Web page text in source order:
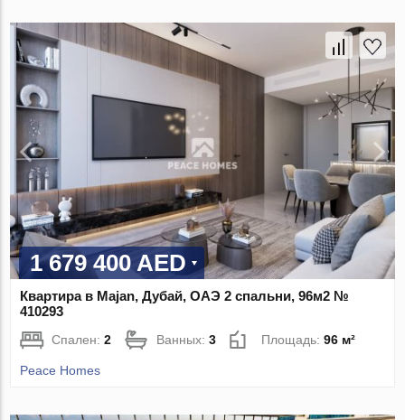
1 679 400 AED
Квартира в Majan, Дубай, ОАЭ 2 спальни, 96м2 №
410293
Спален:2 Ванных:3 Площадь:96 м²
Peace Homes